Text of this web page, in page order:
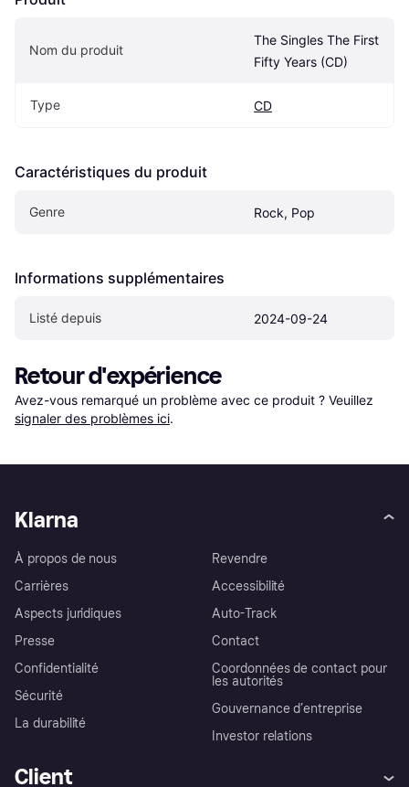
Nom du produit
The Singles The First
Fifty Years (CD)
Type CD
Caractéristiques du produit
Genre Rock, Pop
Informations supplémentaires
Listé depuis 2024-09-24
Retour d'expérience
Avez-vous remarqué un problème avec ce produit ? Veuillez
signaler des problèmes ici.
Klarna
À propos de nous
Carrières
Aspects juridiques
Presse
Confidentialité
Sécurité
La durabilité
Revendre
Accessibilité
Auto-Track
Contact
Coordonnées de contact pour
les autorités
Gouvernance d’entreprise
Investor relations
Client